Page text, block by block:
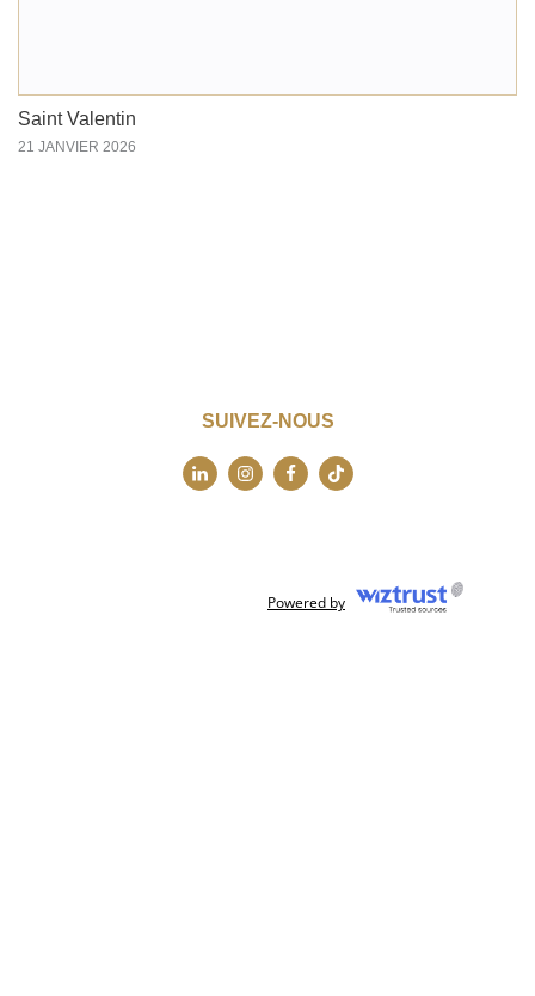
Saint Valentin
21 JANVIER 2026
SUIVEZ-NOUS
Powered by